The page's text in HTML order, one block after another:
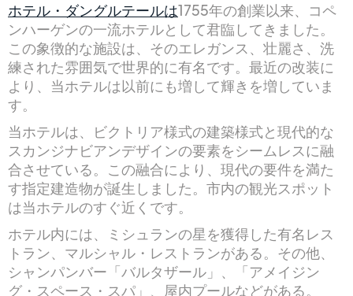
ホテル・ダングルテールは1755年の創業以来、コペ
ンハーゲンの一流ホテルとして君臨してきました。
この象徴的な施設は、そのエレガンス、壮麗さ、洗
練された雰囲気で世界的に有名です。最近の改装に
より、当ホテルは以前にも増して輝きを増していま
す。
当ホテルは、ビクトリア様式の建築様式と現代的な
スカンジナビアンデザインの要素をシームレスに融
合させている。この融合により、現代の要件を満た
す指定建造物が誕生しました。市内の観光スポット
は当ホテルのすぐ近くです。
ホテル内には、ミシュランの星を獲得した有名レス
トラン、マルシャル・レストランがある。その他、
シャンパンバー「バルタザール」、「アメイジン
グ・スペース・スパ」、屋内プールなどがある。